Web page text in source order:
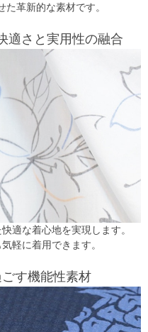
革新的な素材です。
適さと実用性の融合
適な着心地を実現します。
軽に着用できます。
す機能性素材